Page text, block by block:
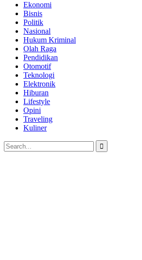
Ekonomi
Bisnis
Politik
Nasional
Hukum Kriminal
Olah Raga
Pendidikan
Otomotif
Teknologi
Elektronik
Hiburan
Lifestyle
Opini
Traveling
Kuliner